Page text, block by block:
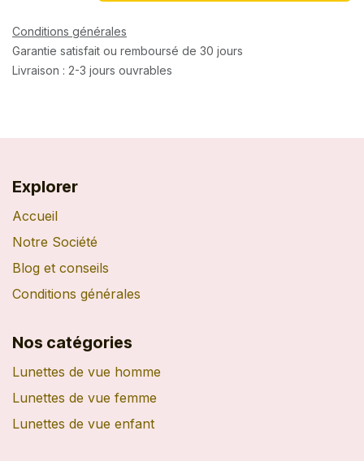
Conditions générales
Garantie satisfait ou remboursé de 30 jours
Livraison : 2-3 jours ouvrables
Explorer
Accueil
Notre Société
Blog et conseils
Conditions générales
Nos catégories
Lunettes de vue homme
Lunettes de vue femme
Lunettes de vue enfant